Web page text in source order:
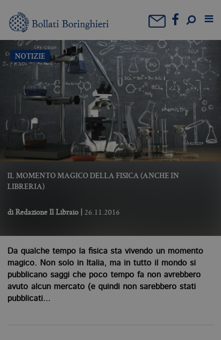
NOTIZIE
IL MOMENTO MAGICO DELLA FISICA (ANCHE IN
LIBRERIA)
diRedazione Il Libraio | 26.11.2016
Da qualche tempo la fisica sta vivendo un momento
magico. Non solo in Italia, ma in tutto il mondo si
pubblicano saggi che poco tempo fa non avrebbero
avuto alcun mercato (e quindi non sarebbero stati
pubblicati...